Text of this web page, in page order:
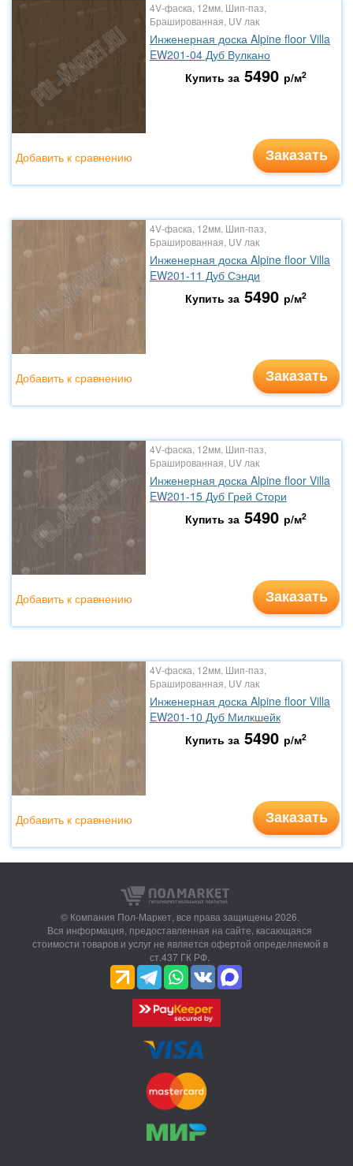
4V-фаска, 12мм, Шип-паз,
Брашированная, UV лак
Инженерная доска Alpine floor Villa
EW201-04 Дуб Вулкано
Купить за 5490 р/м2
Заказать
Добавить к сравнению
4V-фаска, 12мм, Шип-паз,
Брашированная, UV лак
Инженерная доска Alpine floor Villa
EW201-11 Дуб Сэнди
Купить за 5490 р/м2
Заказать
Добавить к сравнению
4V-фаска, 12мм, Шип-паз,
Брашированная, UV лак
Инженерная доска Alpine floor Villa
EW201-15 Дуб Грей Стори
Купить за 5490 р/м2
Заказать
Добавить к сравнению
4V-фаска, 12мм, Шип-паз,
Брашированная, UV лак
Инженерная доска Alpine floor Villa
EW201-10 Дуб Милкшейк
Купить за 5490 р/м2
Заказать
Добавить к сравнению
© Компания Пол-Маркет, все права защищены 2026.
Вся информация, предоставленная на сайте, касающаяся
стоимости товаров и услуг не является офертой определяемой в
ст.437 ГК РФ.